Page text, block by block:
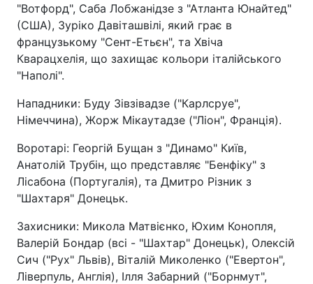
"Вотфорд", Саба Лобжанідзе з "Атланта Юнайтед"
(США), Зуріко Давіташвілі, який грає в
французькому "Сент-Етьєн", та Хвіча
Кварацхелія, що захищає кольори італійського
"Наполі".
Нападники: Буду Зівзівадзе ("Карлсруе",
Німеччина), Жорж Мікаутадзе ("Ліон", Франція).
Воротарі: Георгій Бущан з "Динамо" Київ,
Анатолій Трубін, що представляє "Бенфіку" з
Лісабона (Португалія), та Дмитро Різник з
"Шахтаря" Донецьк.
Захисники: Микола Матвієнко, Юхим Конопля,
Валерій Бондар (всі - "Шахтар" Донецьк), Олексій
Сич ("Рух" Львів), Віталій Миколенко ("Евертон",
Ліверпуль, Англія), Ілля Забарний ("Борнмут",